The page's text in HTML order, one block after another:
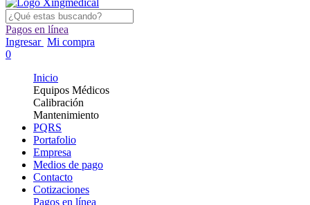
Pagos en línea
Ingresar Mi compra
0
Inicio
Equipos Médicos
Calibración
Mantenimiento
PQRS
Portafolio
Empresa
Medios de pago
Contacto
Cotizaciones
Pagos en línea